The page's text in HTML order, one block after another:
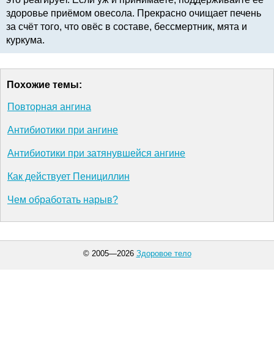
здоровье приёмом овесола. Прекрасно очищает печень
за счёт того, что овёс в составе, бессмертник, мята и
куркума.
Похожие темы:
Повторная ангина
Антибиотики при ангине
Антибиотики при затянувшейся ангине
Как действует Пенициллин
Чем обработать нарыв?
© 2005—2026 Здоровое тело